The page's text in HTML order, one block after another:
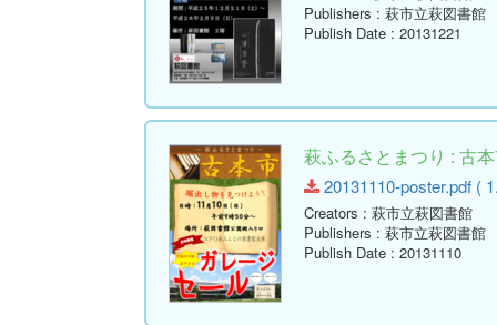
Publishers : 萩市立萩図書館
Publish Date : 20131221
萩ふるさとまつり : 古
20131110-poster.pdf (
Creators : 萩市立萩図書館
Publishers : 萩市立萩図書館
Publish Date : 20131110